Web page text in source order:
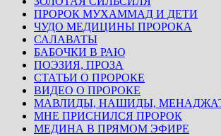
ПРОРОК МУХАММАД И ДЕТИ
ЧУДО МЕДИЦИНЫ ПРОРОКА
САЛАВАТЫ
БАБОЧКИ В РАЮ
ПОЭЗИЯ, ПРОЗА
СТАТЬИ О ПРОРОКЕ
ВИДЕО О ПРОРОКЕ
МАВЛИДЫ, НАШИДЫ,
МНЕ ПРИСНИЛСЯ ПРОРОК
МЕДИНА В ПРЯМОМ ЭФИРЕ